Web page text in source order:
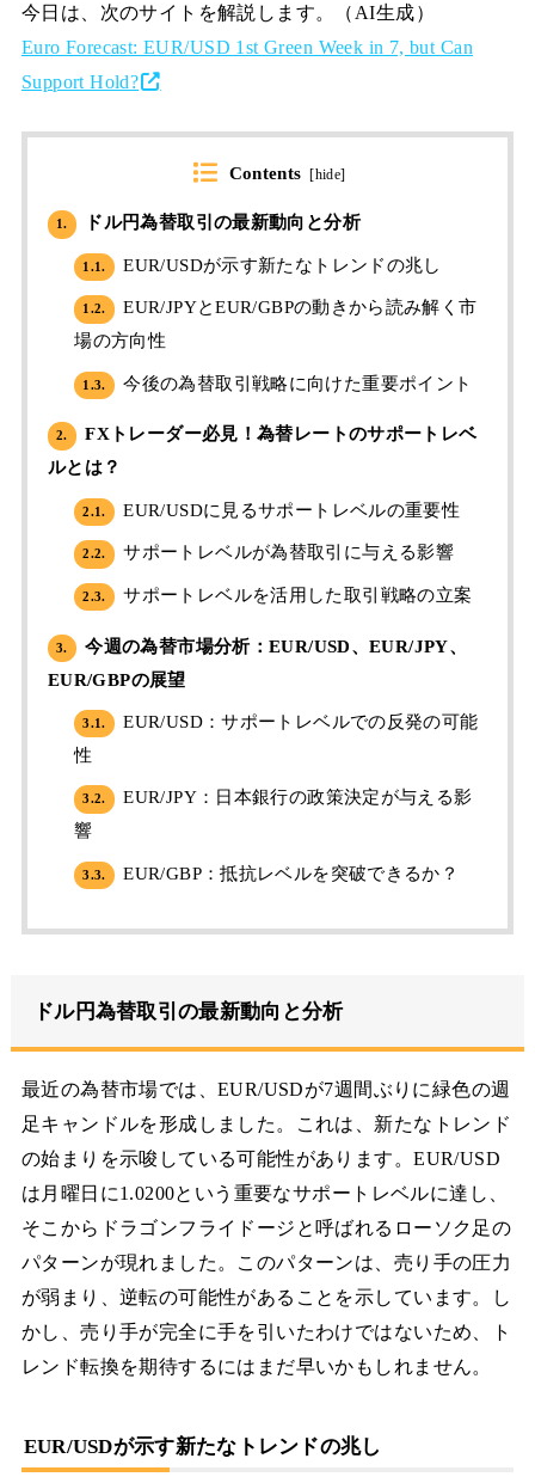
今日は、次のサイトを解説します。（AI生成）
Euro Forecast: EUR/USD 1st Green Week in 7, but Can
Support Hold?
Contents [hide]
1. ドル円為替取引の最新動向と分析
1.1. EUR/USDが示す新たなトレンドの兆し
1.2.
EUR/JPYとEUR/GBPの動きから読み解く市
場の方向性
1.3. 今後の為替取引戦略に向けた重要ポイント
2.
FXトレーダー必見！為替レートのサポートレベ
ルとは？
2.1. EUR/USDに見るサポートレベルの重要性
2.2. サポートレベルが為替取引に与える影響
2.3. サポートレベルを活用した取引戦略の立案
3.
今週の為替市場分析：EUR/USD、EUR/JPY、
EUR/GBPの展望
3.1.
EUR/USD：サポートレベルでの反発の可能
性
3.2.
EUR/JPY：日本銀行の政策決定が与える影
響
3.3. EUR/GBP：抵抗レベルを突破できるか？
ドル円為替取引の最新動向と分析
最近の為替市場では、EUR/USDが7週間ぶりに緑色の週
足キャンドルを形成しました。これは、新たなトレンド
の始まりを示唆している可能性があります。EUR/USD
は月曜日に1.0200という重要なサポートレベルに達し、
そこからドラゴンフライドージと呼ばれるローソク足の
パターンが現れました。このパターンは、売り手の圧力
が弱まり、逆転の可能性があることを示しています。し
かし、売り手が完全に手を引いたわけではないため、ト
レンド転換を期待するにはまだ早いかもしれません。
EUR/USDが示す新たなトレンドの兆し